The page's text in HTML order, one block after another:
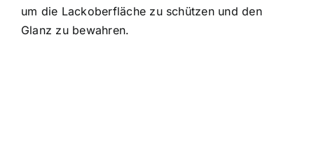
um die Lackoberfläche zu schützen und den
Glanz zu bewahren.